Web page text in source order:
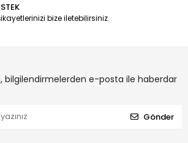
bize iletebilirsiniz.
bilgilendirmelerden e-posta ile haberdar
Gönder